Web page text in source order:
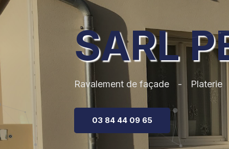
SARL
Ravalement de façade Platerie
03 84 44 09 65